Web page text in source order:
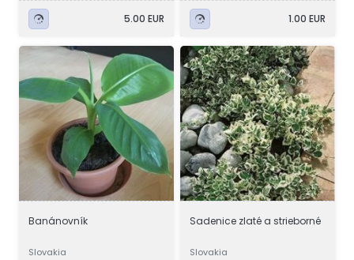
5.00 EUR 1.00 EUR
Banánovník
Slovakia
Sadenice zlaté a strieborné
Slovakia